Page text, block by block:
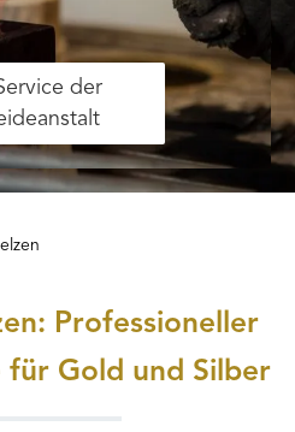
der
Professioneller
für Gold und Silber